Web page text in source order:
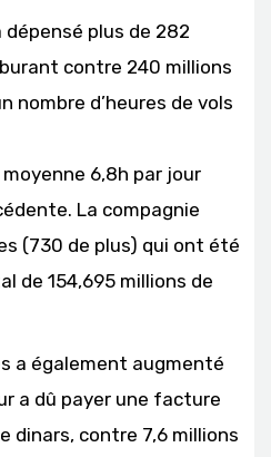
dépensé plus de 282
contre 240 millions
nombre d’heures de vols
6,8h par jour
La compagnie
(730 de plus) qui ont été
de 154,695 millions de
a également augmenté
a dû payer une facture
dinars, contre 7,6 millions